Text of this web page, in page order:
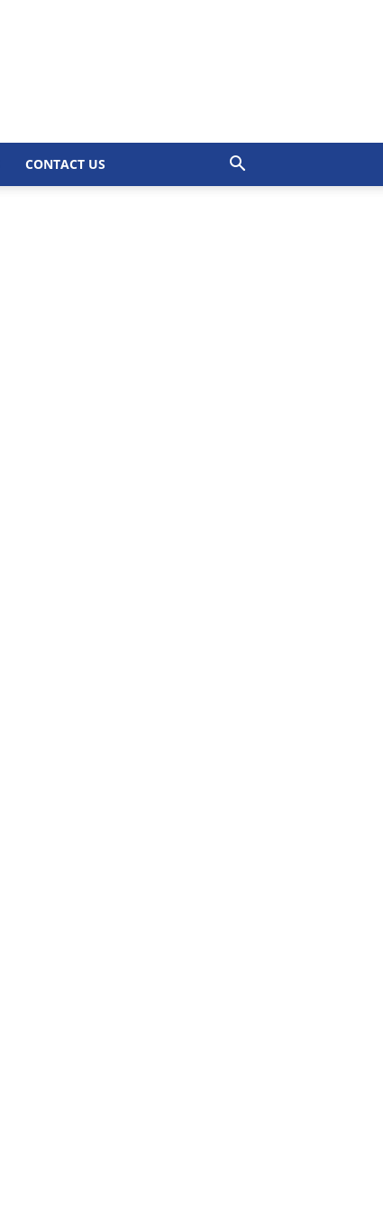
CONTACT US